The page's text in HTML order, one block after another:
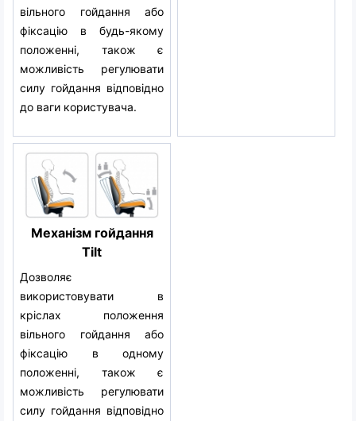
вільного гойдання або
фіксацію в будь-якому
положенні, також є
можливість регулювати
силу гойдання відповідно
до ваги користувача.
Механізм гойдання
Tilt
Дозволяє
використовувати в
кріслах положення
вільного гойдання або
фіксацію в одному
положенні, також є
можливість регулювати
силу гойдання відповідно